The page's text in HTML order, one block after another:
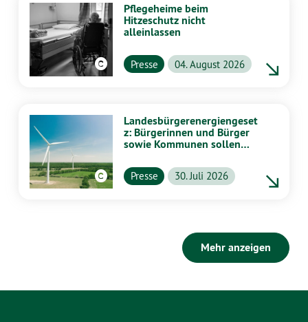
Pflegeheime beim
Hitzeschutz nicht
alleinlassen
Presse 04. August 2026
Landesbürgerenergiengeset
z: Bürgerinnen und Bürger
sowie Kommunen sollen
profitieren
Presse 30. Juli 2026
Mehr anzeigen